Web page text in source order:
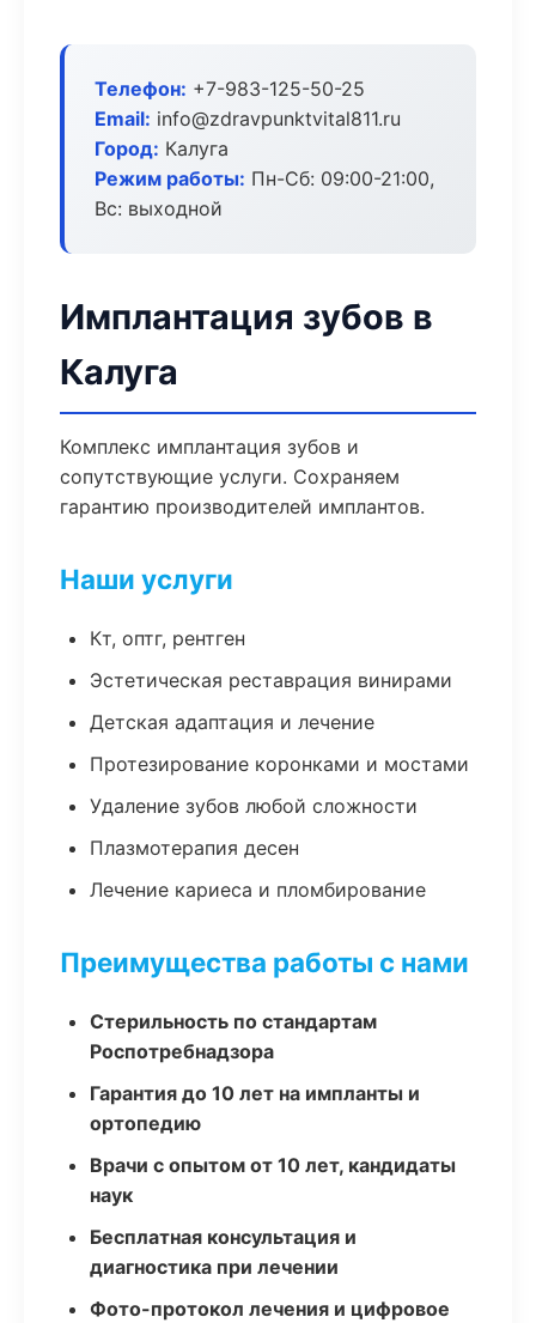
Телефон: +7-983-125-50-25
Email: info@zdravpunktvital811.ru
Город: Калуга
Режим работы: Пн-Сб: 09:00-21:00,
Вс: выходной
Имплантация зубов в
Калуга
Комплекс имплантация зубов и
сопутствующие услуги. Сохраняем
гарантию производителей имплантов.
Наши услуги
Кт, оптг, рентген
Эстетическая реставрация винирами
Детская адаптация и лечение
Протезирование коронками и мостами
Удаление зубов любой сложности
Плазмотерапия десен
Лечение кариеса и пломбирование
Преимущества работы с нами
Стерильность по стандартам
Роспотребнадзора
Гарантия до 10 лет на импланты и
ортопедию
Врачи с опытом от 10 лет, кандидаты
наук
Бесплатная консультация и
диагностика при лечении
Фото-протокол лечения и цифровое